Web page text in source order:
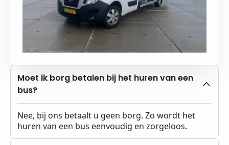
Moet ik borg betalen bij het huren van een
bus?
Nee, bij ons betaalt u geen borg. Zo wordt het
huren van een bus eenvoudig en zorgeloos.